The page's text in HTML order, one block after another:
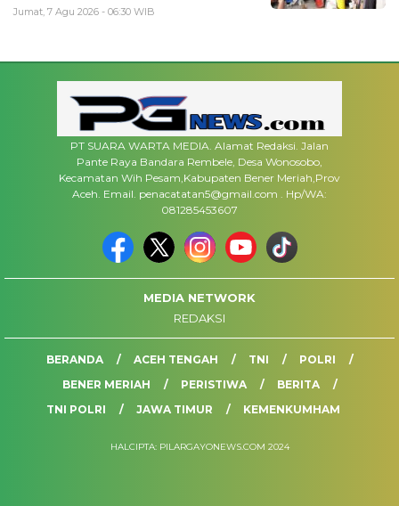
Jumat, 7 Agu 2026 - 06:30 WIB
PT SUARA WARTA MEDIA. Alamat Redaksi. Jalan
Pante Raya Bandara Rembele, Desa Wonosobo,
Kecamatan Wih Pesam,Kabupaten Bener Meriah,Prov
Aceh. Email. penacatatan5@gmail.com . Hp/WA:
081285453607
MEDIA NETWORK
REDAKSI
BERANDA ACEH TENGAH TNI
POLRI
BENER MERIAH
PERISTIWA
BERITA
TNI POLRI
JAWA TIMUR KEMENKUMHAM
HALCIPTA: PILARGAYONEWS.COM 2024